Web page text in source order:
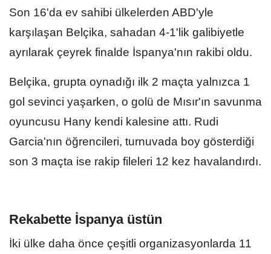
Son 16'da ev sahibi ülkelerden ABD'yle
karşılaşan Belçika, sahadan 4-1'lik galibiyetle
ayrılarak çeyrek finalde İspanya'nın rakibi oldu.
Belçika, grupta oynadığı ilk 2 maçta yalnızca 1
gol sevinci yaşarken, o golü de Mısır'ın savunma
oyuncusu Hany kendi kalesine attı. Rudi
Garcia'nın öğrencileri, turnuvada boy gösterdiği
son 3 maçta ise rakip fileleri 12 kez havalandırdı.
Rekabette İspanya üstün
İki ülke daha önce çeşitli organizasyonlarda 11